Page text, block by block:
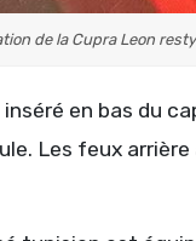
de la Cupra Leon
en bas du
Les feux